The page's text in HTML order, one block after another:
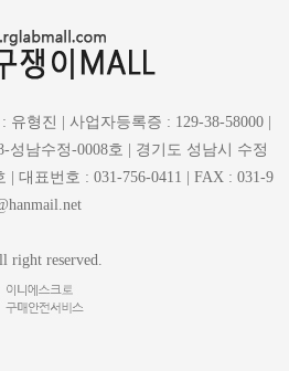
형진 | 사업자등록증 : 129-38-58000 |
성남수정-0008호 | 경기도 성남시 수정
| 대표번호 : 031-756-0411 | FAX : 031-9
right reserved.